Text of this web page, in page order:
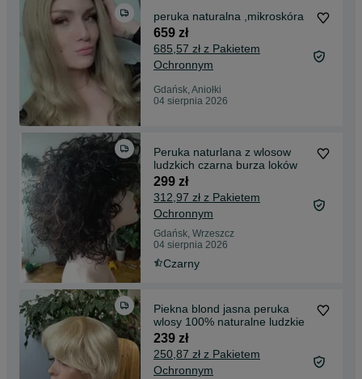
peruka naturalna ,mikroskóra
659 zł
685,57 zł z Pakietem
Ochronnym
Gdańsk, Aniołki
04 sierpnia 2026
Peruka naturlana z wlosow
ludzkich czarna burza loków
299 zł
312,97 zł z Pakietem
Ochronnym
Gdańsk, Wrzeszcz
04 sierpnia 2026
Czarny
Piekna blond jasna peruka
wlosy 100% naturalne ludzkie
239 zł
250,87 zł z Pakietem
Ochronnym